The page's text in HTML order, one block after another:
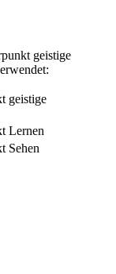
geistige
geistige
Lernen
Sehen